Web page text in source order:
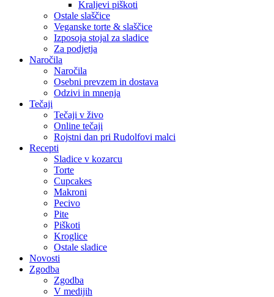
Kraljevi piškoti
Ostale slaščice
Veganske torte & slaščice
Izposoja stojal za sladice
Za podjetja
Naročila
Naročila
Osebni prevzem in dostava
Odzivi in mnenja
Tečaji
Tečaji v živo
Online tečaji
Rojstni dan pri Rudolfovi malci
Recepti
Sladice v kozarcu
Torte
Cupcakes
Makroni
Pecivo
Pite
Piškoti
Kroglice
Ostale sladice
Novosti
Zgodba
Zgodba
V medijih